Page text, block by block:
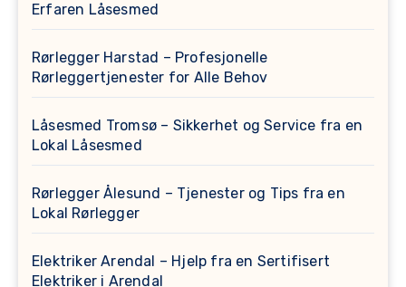
Erfaren Låsesmed
Rørlegger Harstad – Profesjonelle
Rørleggertjenester for Alle Behov
Låsesmed Tromsø – Sikkerhet og Service fra en
Lokal Låsesmed
Rørlegger Ålesund – Tjenester og Tips fra en
Lokal Rørlegger
Elektriker Arendal – Hjelp fra en Sertifisert
Elektriker i Arendal